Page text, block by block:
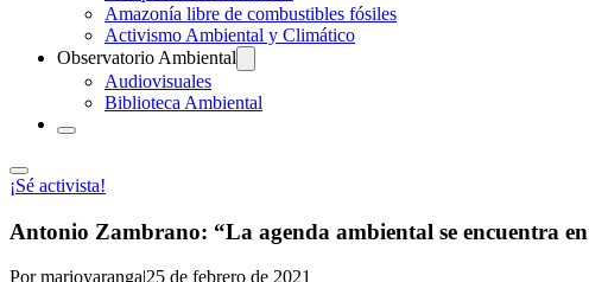
Amazonía libre de combustibles fósiles
Activismo Ambiental y Climático
Observatorio Ambiental
Audiovisuales
Biblioteca Ambiental
¡Sé activista!
Antonio Zambrano: “La agenda ambiental se encuentra en
Por marioyaranga|25 de febrero de 2021